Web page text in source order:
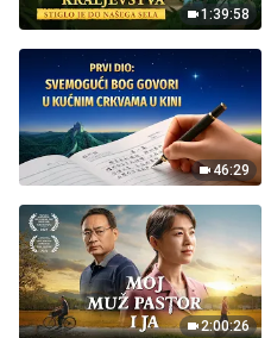
1:39:58
46:29
2:00:26